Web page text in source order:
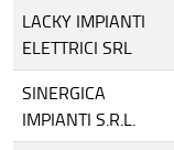
LACKY IMPIANTI
ELETTRICI SRL
SINERGICA
IMPIANTI S.R.L.